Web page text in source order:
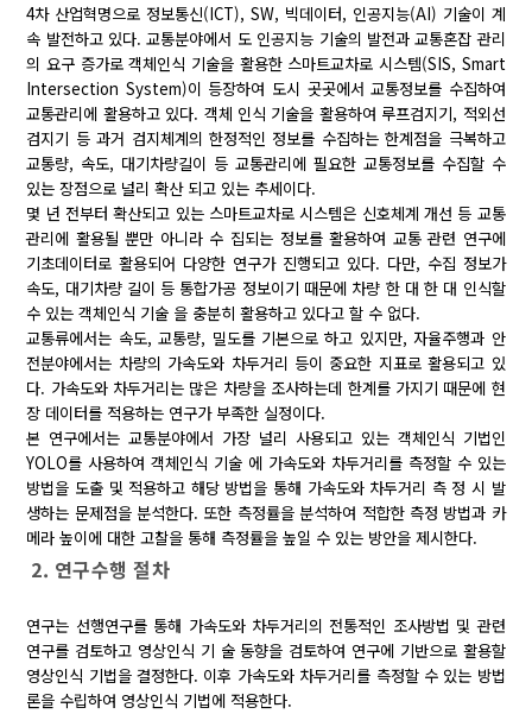
4차 산업혁명으로 정보통신(ICT), SW, 빅데이터, 인공지능(AI) 기술이 계
속 발전하고 있다. 교통분야에서 도 인공지능 기술의 발전과 교통혼잡 관리
의 요구 증가로 객체인식 기술을 활용한 스마트교차로 시스템(SIS, Smart
Intersection System)이 등장하여 도시 곳곳에서 교통정보를 수집하여
교통관리에 활용하고 있다. 객체 인식 기술을 활용하여 루프검지기, 적외선
검지기 등 과거 검지체계의 한정적인 정보를 수집하는 한계점을 극복하고
교통량, 속도, 대기차량길이 등 교통관리에 필요한 교통정보를 수집할 수
있는 장점으로 널리 확산 되고 있는 추세이다.
몇 년 전부터 확산되고 있는 스마트교차로 시스템은 신호체계 개선 등 교통
관리에 활용될 뿐만 아니라 수 집되는 정보를 활용하여 교통 관련 연구에
기초데이터로 활용되어 다양한 연구가 진행되고 있다. 다만, 수집 정보가
속도, 대기차량 길이 등 통합가공 정보이기 때문에 차량 한 대 한 대 인식할
수 있는 객체인식 기술 을 충분히 활용하고 있다고 할 수 없다.
교통류에서는 속도, 교통량, 밀도를 기본으로 하고 있지만, 자율주행과 안
전분야에서는 차량의 가속도와 차두거리 등이 중요한 지표로 활용되고 있
다. 가속도와 차두거리는 많은 차량을 조사하는데 한계를 가지기 때문에 현
장 데이터를 적용하는 연구가 부족한 실정이다.
본 연구에서는 교통분야에서 가장 널리 사용되고 있는 객체인식 기법인
YOLO를 사용하여 객체인식 기술 에 가속도와 차두거리를 측정할 수 있는
방법을 도출 및 적용하고 해당 방법을 통해 가속도와 차두거리 측 정 시 발
생하는 문제점을 분석한다. 또한 측정률을 분석하여 적합한 측정 방법과 카
메라 높이에 대한 고찰을 통해 측정률을 높일 수 있는 방안을 제시한다.
2. 연구수행 절차
연구는 선행연구를 통해 가속도와 차두거리의 전통적인 조사방법 및 관련
연구를 검토하고 영상인식 기 술 동향을 검토하여 연구에 기반으로 활용할
영상인식 기법을 결정한다. 이후 가속도와 차두거리를 측정할 수 있는 방법
론을 수립하여 영상인식 기법에 적용한다.